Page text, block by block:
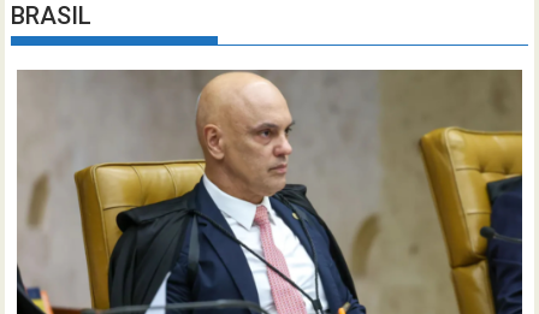
BRASIL